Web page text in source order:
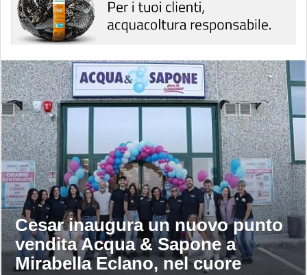
Cesar inaugura un nuovo punto
vendita Acqua & Sapone a
Mirabella Eclano, nel cuore